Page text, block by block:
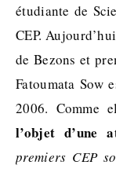
étudiante de
CEP.
de Bezons et
Fatoumata Sow
2006. Comme
l’objet d’une
premiers CEP